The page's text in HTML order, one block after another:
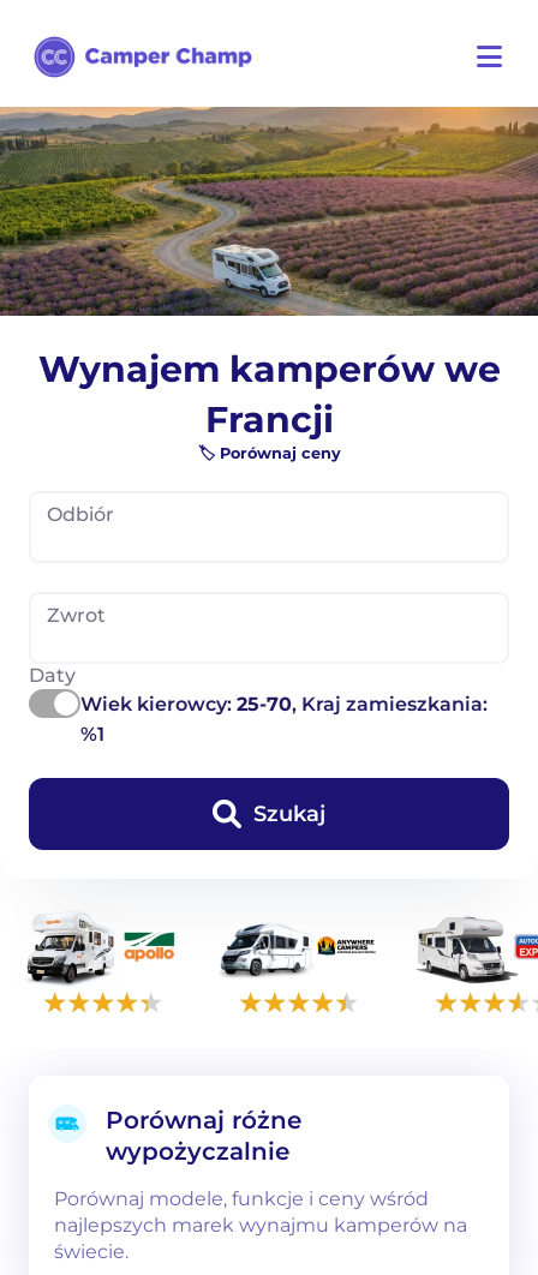
Wynajem kamperów we
Francji
🏷️ Porównaj ceny
Odbiór
Zwrot
Daty
Wiek kierowcy:25-70, Kraj zamieszkania:
%1
Szukaj
Porównaj różne
wypożyczalnie
Porównaj modele, funkcje i ceny wśród
najlepszych marek wynajmu kamperów na
świecie.